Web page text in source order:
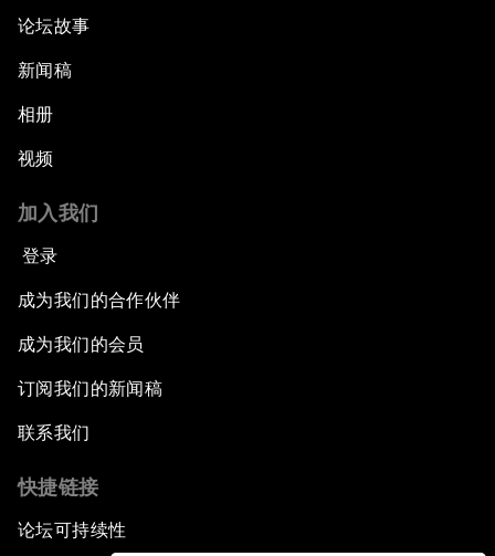
论坛故事
新闻稿
相册
视频
加入我们
登录
成为我们的合作伙伴
成为我们的会员
订阅我们的新闻稿
联系我们
快捷链接
论坛可持续性